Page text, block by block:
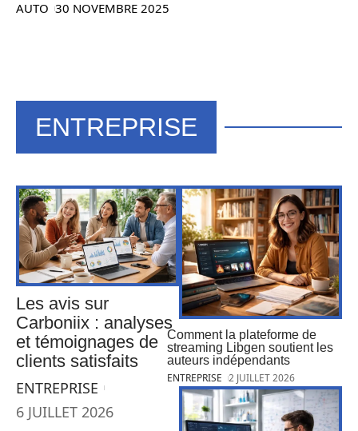
AUTO 30 NOVEMBRE 2025
ENTREPRISE
Les avis sur
Carboniix : analyses
et témoignages de
clients satisfaits
ENTREPRISE
6 JUILLET 2026
Comment la plateforme de
streaming Libgen soutient les
auteurs indépendants
ENTREPRISE 2 JUILLET 2026